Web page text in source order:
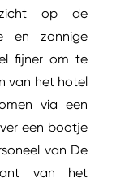
op de
en zonnige
fijner om te
van het hotel
via een
een bootje
van De
van het